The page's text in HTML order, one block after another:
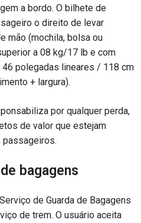
a bordo. O bilhete de
o direito de levar
mão (mochila, bolsa ou
a 08 kg/17 lb e com
46 polegadas lineares / 118 cm
+ largura).
por qualquer perda,
de valor que estejam
passageiros.
bagagens
de Guarda de Bagagens
de trem. O usuário aceita